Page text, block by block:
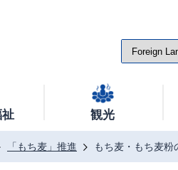
観光
「もち麦」推進 もち麦・もち麦粉